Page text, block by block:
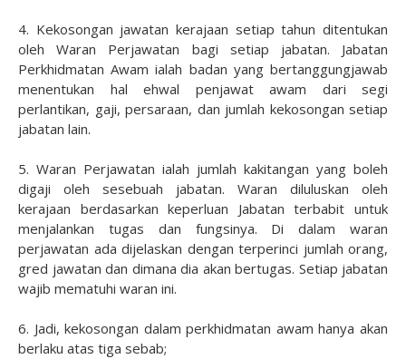
4. Kekosongan jawatan kerajaan setiap tahun ditentukan
oleh Waran Perjawatan bagi setiap jabatan. Jabatan
Perkhidmatan Awam ialah badan yang bertanggungjawab
menentukan hal ehwal penjawat awam dari segi
perlantikan, gaji, persaraan, dan jumlah kekosongan setiap
jabatan lain.
5. Waran Perjawatan ialah jumlah kakitangan yang boleh
digaji oleh sesebuah jabatan. Waran diluluskan oleh
kerajaan berdasarkan keperluan Jabatan terbabit untuk
menjalankan tugas dan fungsinya. Di dalam waran
perjawatan ada dijelaskan dengan terperinci jumlah orang,
gred jawatan dan dimana dia akan bertugas. Setiap jabatan
wajib mematuhi waran ini.
6. Jadi, kekosongan dalam perkhidmatan awam hanya akan
berlaku atas tiga sebab;